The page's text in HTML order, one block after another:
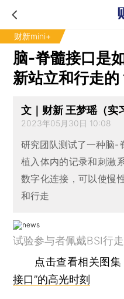
财新mini+
脑-脊髓接口是
新站立和行走的
文｜财新 王梦瑶（实
2023年05月30日 10:08
研究团队测试了一种脑-
植入体内的记录和刺激
数字化连接，可以使慢
和行走
试验参与者佩戴BSI行
点击查看相关图集
接口”的高光时刻